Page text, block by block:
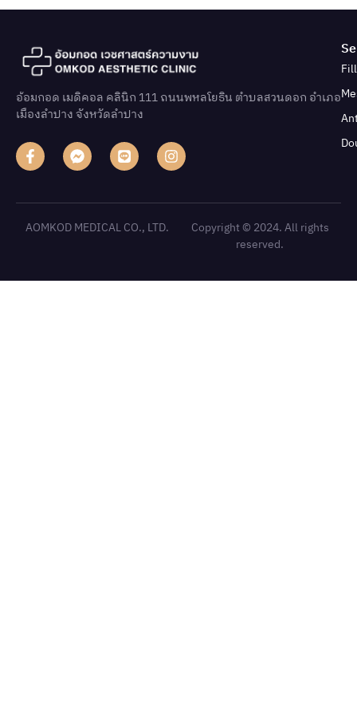
อ้อมกอด เมดิคอล คลินิก 111 ถนนพหลโยธิน ตําบลสวนดอก อําเภอ
เมืองลําปาง จังหวัดลําปาง
AOMKOD MEDICAL CO., LTD.
Copyright © 2024. All rights
reserved.